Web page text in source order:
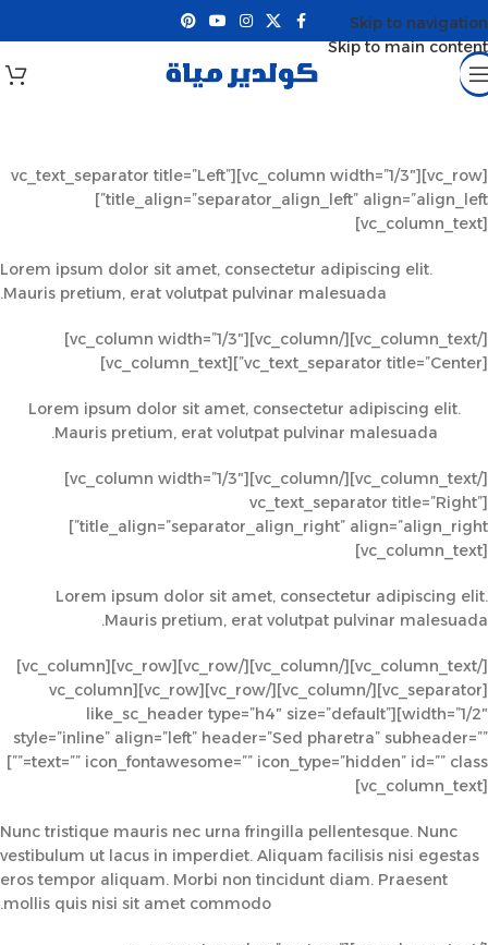
Skip to navigation
Skip to main content
[vc_row][vc_column width=”1/3″][vc_text_separator title=”Left”
title_align=”separator_align_left” align=”align_left”]
[vc_column_text]
Lorem ipsum dolor sit amet, consectetur adipiscing elit.
Mauris pretium, erat volutpat pulvinar malesuada.
[/vc_column_text][/vc_column][vc_column width=”1/3″]
[vc_text_separator title=”Center”][vc_column_text]
Lorem ipsum dolor sit amet, consectetur adipiscing elit.
Mauris pretium, erat volutpat pulvinar malesuada.
[/vc_column_text][/vc_column][vc_column width=”1/3″]
[vc_text_separator title=”Right”
title_align=”separator_align_right” align=”align_right”]
[vc_column_text]
Lorem ipsum dolor sit amet, consectetur adipiscing elit.
Mauris pretium, erat volutpat pulvinar malesuada.
[/vc_column_text][/vc_column][/vc_row][vc_row][vc_column]
[vc_separator][/vc_column][/vc_row][vc_row][vc_column
width=”1/2″][like_sc_header type=”h4″ size=”default”
style=”inline” align=”left” header=”Sed pharetra” subheader=””
text=”” icon_fontawesome=”” icon_type=”hidden” id=”” class=””]
[vc_column_text]
Nunc tristique mauris nec urna fringilla pellentesque. Nunc
vestibulum ut lacus in imperdiet. Aliquam facilisis nisi egestas
eros tempor aliquam. Morbi non tincidunt diam. Praesent
mollis quis nisi sit amet commodo.